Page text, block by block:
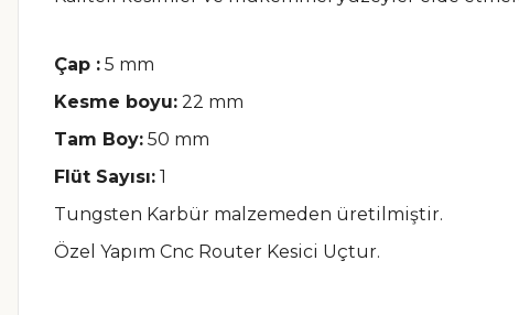
Çap : 5 mm
Kesme boyu: 22 mm
Tam Boy: 50 mm
Flüt Sayısı: 1
Tungsten Karbür malzemeden üretilmiştir.
Özel Yapım Cnc Router Kesici Uçtur.